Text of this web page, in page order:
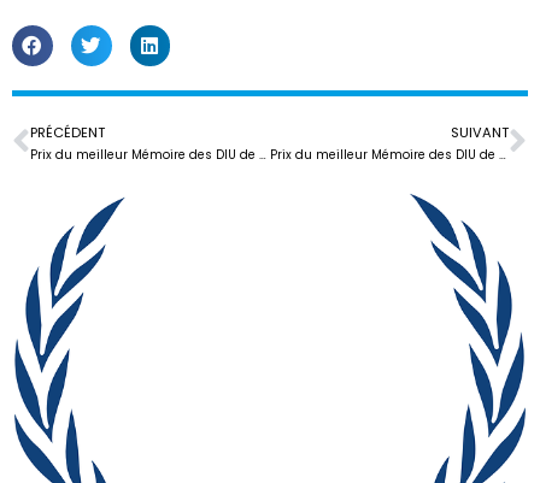
PRÉCÉDENT
Prix du meilleur Mémoire des DIU de tabacologie – Session 2022
SUIVANT
Prix du meilleur Mémoire des DIU de tabacologie – Session 2024